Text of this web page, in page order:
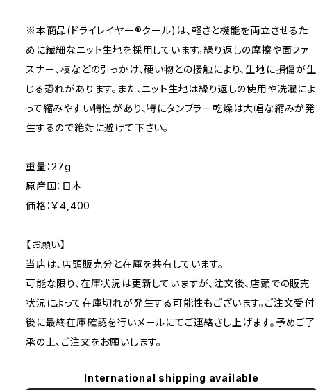
※本商品(ドライレイヤー®クール)は、軽さと機能を両立させるた
めに繊細なニット生地を採用しています。繰り返しの摩擦や面ファ
スナー、枝などの引っかけ、硬い物との接触により、生地に損傷が生
じる恐れがあります。また、ニット生地は繰り返しの使用や洗濯によ
って縮みやすい特性があり、特にタンブラー乾燥は大幅な縮みが発
生するので絶対に避けて下さい。
重量：27g
原産国：日本
価格：￥4,400
【お願い】
当店は、店頭販売分と在庫を共有しています。
可能な限り、在庫状況は更新していますが、注文後、店頭での販売
状況によって在庫切れが発生する可能性もございます。ご注文受付
後に最終在庫確認を行いメールにてご連絡さし上げます。予めご了
承の上、ご注文をお願いします。
International shipping available